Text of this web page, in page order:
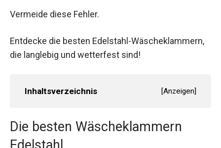
Vermeide diese Fehler.
Entdecke die besten Edelstahl-Wäscheklammern,
die langlebig und wetterfest sind!
Inhaltsverzeichnis [Anzeigen]
Die besten Wäscheklammern